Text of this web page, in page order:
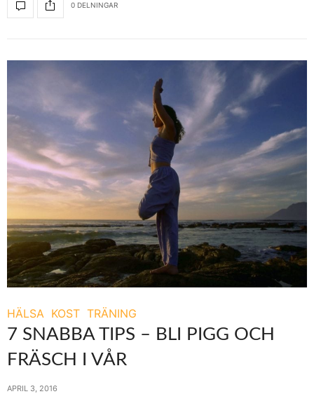
0 DELNINGAR
HÄLSA KOST TRÄNING
7 SNABBA TIPS – BLI PIGG OCH
FRÄSCH I VÅR
APRIL 3, 2016